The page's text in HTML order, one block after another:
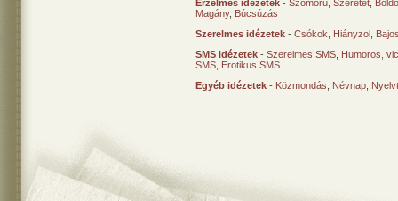
Érzelmes idézetek - Szomorú Szeretet
Magány, Búcsúzás
Szerelmes idézetek - Csókok Hiányzol
SMS idézetek - Szerelmes SMS Humoros,
SMS Erotikus SMS
Egyéb idézetek - Közmondás Névnap